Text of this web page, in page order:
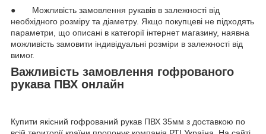
● Можливість замовлення рукавів в залежності від
необхідного розміру та діаметру. Якщо покупцеві не підходять
параметри, що описані в категорії інтернет магазину, наявна
можливість замовити індивідуальні розміри в залежності від
вимог.
Важливість замовлення гофрованого
рукава ПВХ онлайн
Купити якісний гофрований рукав ПВХ 35мм з доставкою по